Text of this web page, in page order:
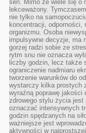
sen. Mimo że wiele się o
lekceważony.
nie tylko na
koncentracji, odporności,
organizmu. Osoba
impulsywne decyzje, ma
gorzej radzi sobie ze
rytm snu nie oznacza
liczby godzin, lecz także
ograniczenie nadmiaru
tworzenie warunków do
wystarczy kilka prostych
wyraźną poprawę jakości
zdrowego stylu życia jest
oznaczać intensywnych
godzin spędzanych na
ważniejsze jest
aktywności w